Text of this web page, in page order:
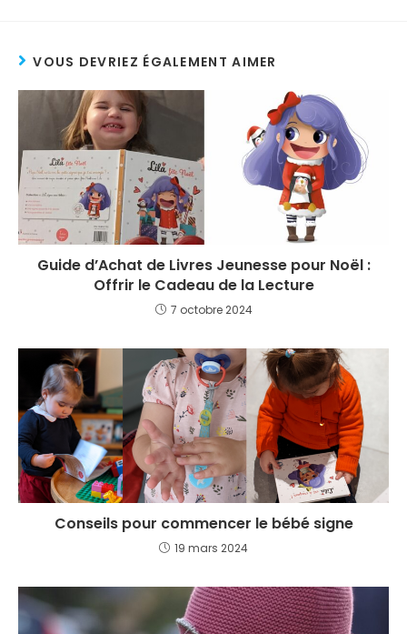
VOUS DEVRIEZ ÉGALEMENT AIMER
Guide d’Achat de Livres Jeunesse pour Noël :
Offrir le Cadeau de la Lecture
7 octobre 2024
Conseils pour commencer le bébé signe
19 mars 2024